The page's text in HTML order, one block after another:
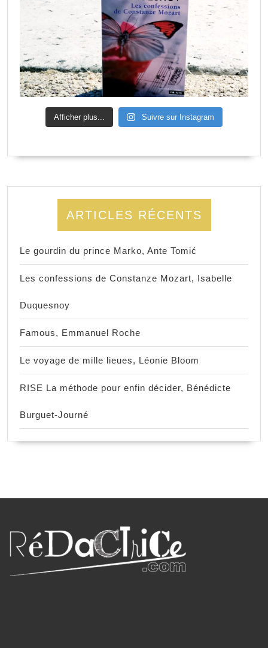
Afficher plus... Suivre sur Instagram
ARTICLES RÉCENTS
Le gourdin du prince Marko, Ante Tomić
Les confessions de Constanze Mozart, Isabelle
Duquesnoy
Famous, Emmanuel Roche
Le voyage de mille lieues, Léonie Bloom
RISE La méthode pour enfin décider, Bénédicte
Burguet-Journé